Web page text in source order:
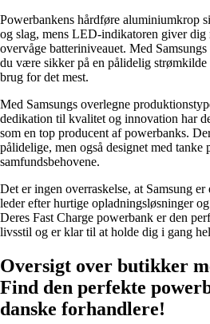
Powerbankens hårdføre aluminiumkrop
og slag, mens LED-indikatoren giver dig
overvåge batteriniveauet. Med
du være sikker på en pålidelig strømkilde
brug for det mest.
Med Samsungs overlegne
dedikation til kvalitet og innovation har
som en top producent af powerbanks.
pålidelige, men også designet med tanke
samfundsbehovene.
Det er ingen overraskelse, at Samsung
leder efter hurtige opladningsløsninger
Deres Fast Charge powerbank er den
livsstil og er klar til at holde dig i gang
Oversigt over butikker
Find den perfekte
danske forhandlere!